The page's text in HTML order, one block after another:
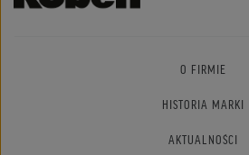
O FIRMIE
HISTORIA MARKI
AKTUALNOŚCI